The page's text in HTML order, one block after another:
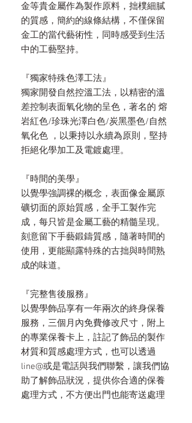
金等貴金屬作為製作原料，拙樸細膩
的質感，簡約的線條結構，不僅保留
金工的當代藝術性，同時感受到生活
中的工藝堅持。
『獨家特殊色澤工法』
獨家開發自然控溫工法，以精密的溫
差控制表面氧化物的呈色，著名的 熔
岩紅色/珍珠光澤白色/炭黑墨色/自然
氧化色 ，以秉持以永續為原則，堅持
拒絕化學加工及電鍍處理。
『時間的美學』
以覺學強調裸的概念，表面像金屬原
礦切面的原始質感，全手工製作完
成，每只皆是金屬工藝的精髓呈現。
刻意留下手藝鍛鑄質感，隨著時間的
使用，更能顯露特殊的古拙與時間熟
成的味道。
『完整售後服務』
以覺學飾品享有一年兩次的終身保養
服務，三個月內免費修改尺寸，附上
的專業保養卡上，註記了飾品的製作
材質和質感處理方式，也可以透過
line@或是電話與我們聯繫，讓我們協
助了解飾品狀況，提供你合適的保養
處理方式，不方便出門也能寄送處理